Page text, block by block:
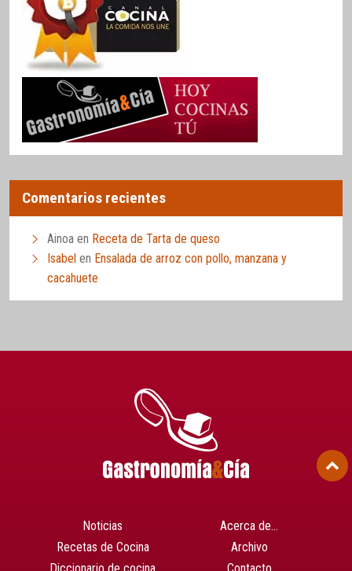
Comentarios recientes
Ainoa en Receta de Tarta de queso
Isabel en Ensalada de arroz con pollo, manzana y
cacahuete
Noticias
Recetas de Cocina
Acerca de…
Archivo